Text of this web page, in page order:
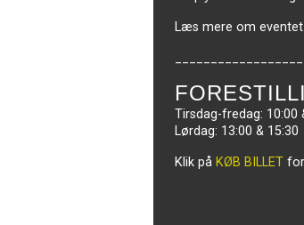
Læs mere om eventet
Tirsdag-fredag: 10:00
Lørdag: 13:00 & 15:30
Klik på KØB BILLET